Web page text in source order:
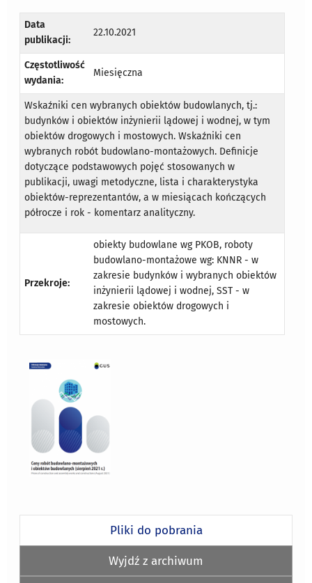
Data
publikacji:
22.10.2021
Częstotliwość
wydania:
Miesięczna
Wskaźniki cen wybranych obiektów budowlanych, tj.:
budynków i obiektów inżynierii lądowej i wodnej, w tym
obiektów drogowych i mostowych. Wskaźniki cen
wybranych robót budowlano-montażowych. Definicje
dotyczące podstawowych pojęć stosowanych w
publikacji, uwagi metodyczne, lista i charakterystyka
obiektów-reprezentantów, a w miesiącach kończących
półrocze i rok - komentarz analityczny.
Przekroje:
obiekty budowlane wg PKOB, roboty
budowlano-montażowe wg: KNNR - w
zakresie budynków i wybranych obiektów
inżynierii lądowej i wodnej, SST - w
zakresie obiektów drogowych i
mostowych.
Pliki do pobrania
Wyjdź z archiwum